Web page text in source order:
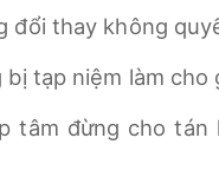
đổi thay không
tạp niệm làm cho
tâm đừng cho